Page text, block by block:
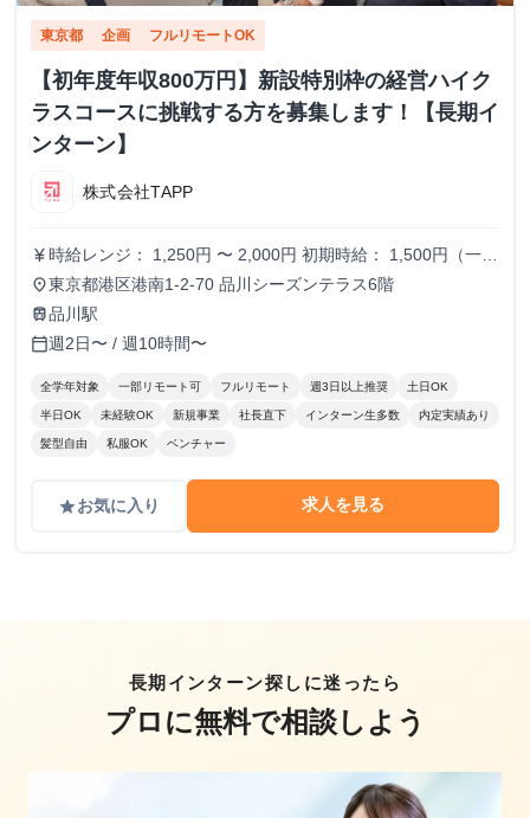
東京都 企画 フルリモートOK
【初年度年収800万円】新設特別枠の経営ハイク
ラスコースに挑戦する方を募集します！【長期イ
ンターン】
株式会社TAPP
currency_yen 時給レンジ： 1,250円 〜 2,000円 初期時給： 1,500円（一律
スタート） 改定タイミング： 3ヶ月ごとの契約更新時 評価
基準： 以下の4項目を5段階でスコアリングし、時給を決
待を大きく上回り、社員と同等のバリューを発揮。 A評価：
期待通り。安定して高品質な成果を出している。（※現状維
範囲の縮小や、当初想定していたスキルレベルに達していな
い場合に適用します。
place東京都港区港南1-2-70 品川シーズンテラス6階
train品川駅
calendar_today週2日〜 / 週10時間〜
全学年対象 一部リモート可 フルリモート 週3日以上推奨 土日OK
半日OK 未経験OK 新規事業 社長直下 インターン生多数 内定実績あり
髪型自由 私服OK ベンチャー
gradeお気に入り 求人を見る
長期インターン探しに迷ったら
プロに無料で相談しよう